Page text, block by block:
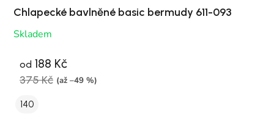
Chlapecké bavlněné basic bermudy 611-093
Skladem
od 188 Kč
375 Kč (až –49 %)
140